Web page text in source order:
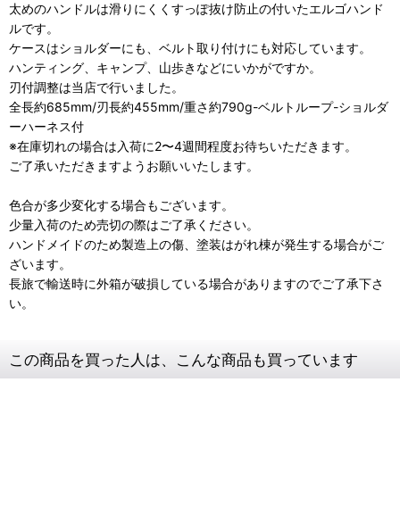
太めのハンドルは滑りにくくすっぽ抜け防止の付いたエルゴハンド
ルです。
ケースはショルダーにも、ベルト取り付けにも対応しています。
ハンティング、キャンプ、山歩きなどにいかがですか。
刃付調整は当店で行いました。
全長約685mm/刃長約455mm/重さ約790g-ベルトループ-ショルダ
ーハーネス付
※在庫切れの場合は入荷に2〜4週間程度お待ちいただきます。
ご了承いただきますようお願いいたします。
色合が多少変化する場合もございます。
少量入荷のため売切の際はご了承ください。
ハンドメイドのため製造上の傷、塗装はがれ棟が発生する場合がご
ざいます。
長旅で輸送時に外箱が破損している場合がありますのでご了承下さ
い。
この商品を買った人は、こんな商品も買っています